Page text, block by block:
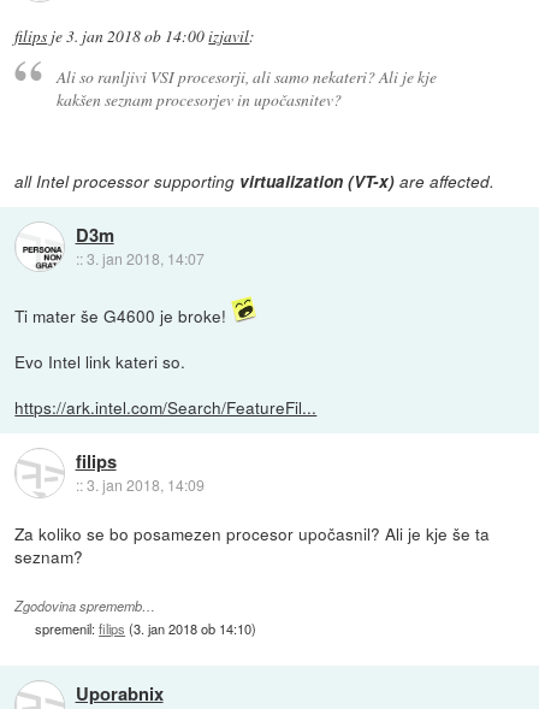
filips je3. jan 2018 ob 14:00izjavil:
Ali so ranljivi VSI procesorji, ali samo nekateri? Ali je kje
kakšen seznam procesorjev in upočasnitev?
all Intel processor supporting virtualization (VT-x) are affected.
D3m
::3. jan 2018, 14:07
Ti mater še G4600 je broke!
Evo Intel link kateri so.
https://ark.intel.com/Search/FeatureFil...
filips
::3. jan 2018, 14:09
Za koliko se bo posamezen procesor upočasnil? Ali je kje še ta
seznam?
Zgodovina sprememb…
spremenil:filips (3. jan 2018 ob 14:10)
Uporabnix